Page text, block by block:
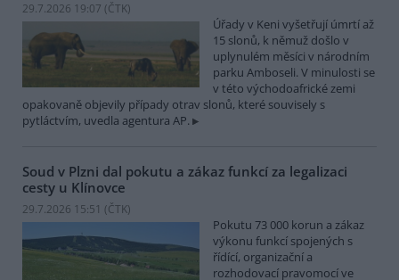
29.7.2026 19:07 (ČTK)
Úřady v Keni vyšetřují úmrtí až
15 slonů, k němuž došlo v
uplynulém měsíci v národním
parku Amboseli. V minulosti se
v této východoafrické zemi
opakovaně objevily případy otrav slonů, které souvisely s
pytláctvím, uvedla agentura AP.
Soud v Plzni dal pokutu a zákaz funkcí za legalizaci
cesty u Klínovce
29.7.2026 15:51 (ČTK)
Pokutu 73 000 korun a zákaz
výkonu funkcí spojených s
řídící, organizační a
rozhodovací pravomocí ve